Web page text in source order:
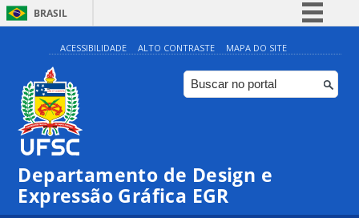
BRASIL
Simplifique!
Comunica BR
Participe
Canais
ACESSIBILIDADE ALTO CONTRASTE MAPA DO SITE
Departamento de Design e
Expressão Gráfica EGR